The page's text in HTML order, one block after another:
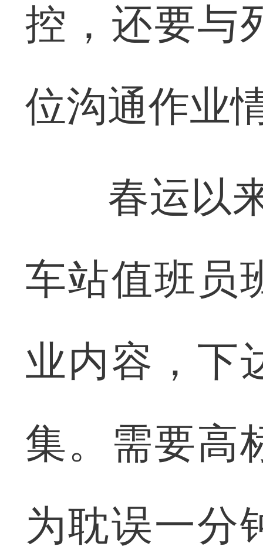
控，还要与
位沟通作业
春运以来
车站值班员
业内容，下
集。需要高
为耽误一分